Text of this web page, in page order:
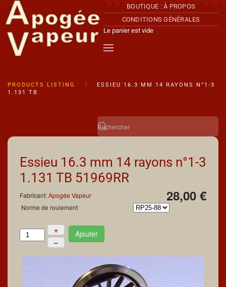
Accéder au contenu principal
BOUTIQUE : À PROPOS
CONDITIONS GÉNÉRALES
Le panier est vide
PRODUCTS LISTING
ESSIEU 16.3 MM 14 RAYONS N°1-3
1.131 TB
Essieu 16.3 mm 14 rayons n°1-3
1.131 TB 51969RR
28,00 €
Fabricant:Apogée Vapeur
Norme de roulement
+
–
Ajouter